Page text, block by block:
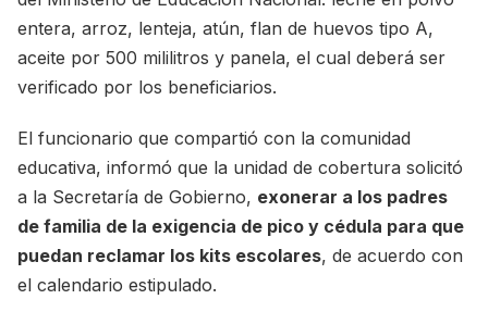
entera, arroz, lenteja, atún, flan de huevos tipo A,
aceite por 500 mililitros y panela, el cual deberá ser
verificado por los beneficiarios.
El funcionario que compartió con la comunidad
educativa, informó que la unidad de cobertura solicitó
a la Secretaría de Gobierno, exonerar a los padres
de familia de la exigencia de pico y cédula para que
puedan reclamar los kits escolares, de acuerdo con
el calendario estipulado.